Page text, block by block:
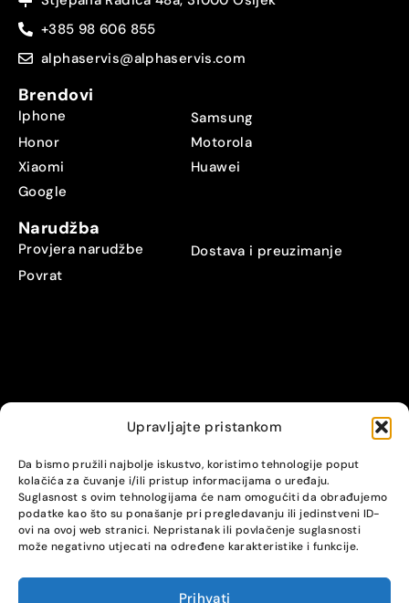
Upravljajte pristankom
Da bismo pružili najbolje iskustvo, koristimo tehnologije poput
kolačića za čuvanje i/ili pristup informacijama o uređaju.
Suglasnost s ovim tehnologijama će nam omogućiti da obrađujemo
podatke kao što su ponašanje pri pregledavanju ili jedinstveni ID-
ovi na ovoj web stranici. Nepristanak ili povlačenje suglasnosti
može negativno utjecati na određene karakteristike i funkcije.
Prihvati
+385 98 606 855
alphaservis@alphaservis.com
Brendovi
Iphone
Samsung
Honor
Motorola
Xiaomi
Huawei
Google
Narudžba
Provjera narudžbe
Dostava i preuzimanje
Povrat
© Alpha servis. All Rights Reserved.